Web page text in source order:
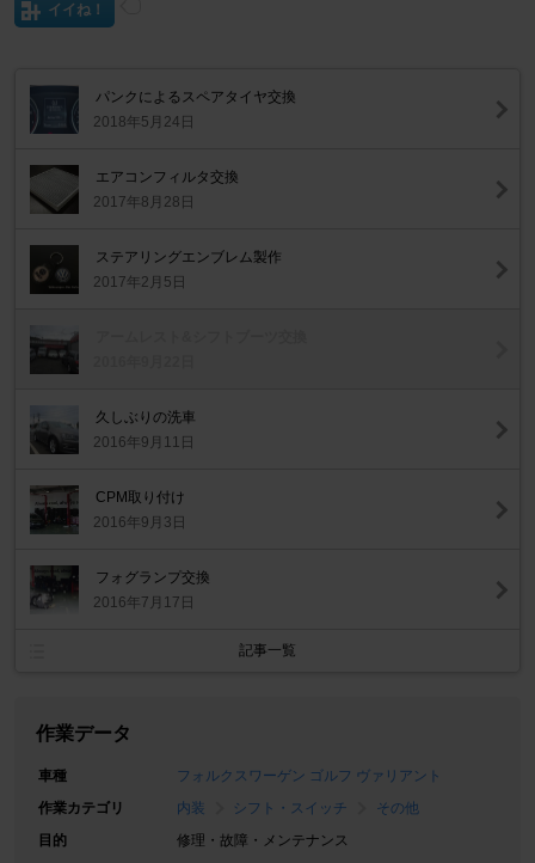
イイね！
パンクによるスペアタイヤ交換
2018年5月24日
エアコンフィルタ交換
2017年8月28日
ステアリングエンブレム製作
2017年2月5日
久しぶりの洗車
2016年9月11日
CPM取り付け
2016年9月3日
フォグランプ交換
2016年7月17日
記事一覧
作業データ
車種
フォルクスワーゲン ゴルフ ヴァリアント
作業カテゴリ
内装 シフト・スイッチ
その他
目的
修理・故障・メンテナンス